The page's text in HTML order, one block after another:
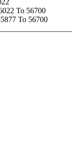
To 56700
To 56700